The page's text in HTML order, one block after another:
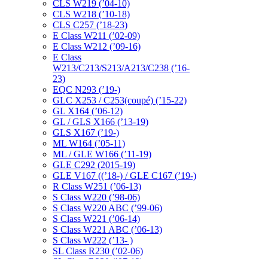
CLS W219 (’04-10)
CLS W218 (’10-18)
CLS C257 (’18-23)
E Class W211 (’02-09)
E Class W212 (’09-16)
E Class
W213/C213/S213/A213/C238 (’16-
23)
EQC N293 (’19-)
GLC X253 / C253(coupé) (’15-22)
GL X164 (’06-12)
GL / GLS X166 (’13-19)
GLS X167 (’19-)
ML W164 (’05-11)
ML / GLE W166 (’11-19)
GLE C292 (2015-19)
GLE V167 ((’18-) / GLE C167 (’19-)
R Class W251 (’06-13)
S Class W220 (’98-06)
S Class W220 ABC (’99-06)
S Class W221 (’06-14)
S Class W221 ABC (’06-13)
S Class W222 (’13- )
SL Class R230 (’02-06)